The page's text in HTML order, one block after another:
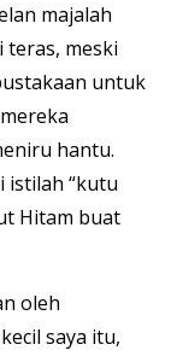
majalah
meski
untuk
hantu.
istilah “kutu
Hitam buat
oleh
saya itu,